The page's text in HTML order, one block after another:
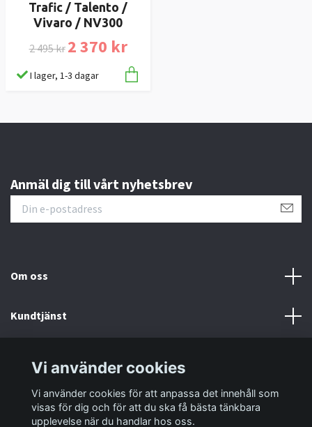
Trafic / Talento /
Vivaro / NV300
2 495 kr 2 370 kr
I lager, 1-3 dagar
Anmäl dig till vårt nyhetsbrev
Om oss
Kundtjänst
Sociala medier
Vi använder cookies
Vi använder cookies för att anpassa det innehåll som
visas för dig och för att du ska få bästa tänkbara
upplevelse när du handlar hos oss.